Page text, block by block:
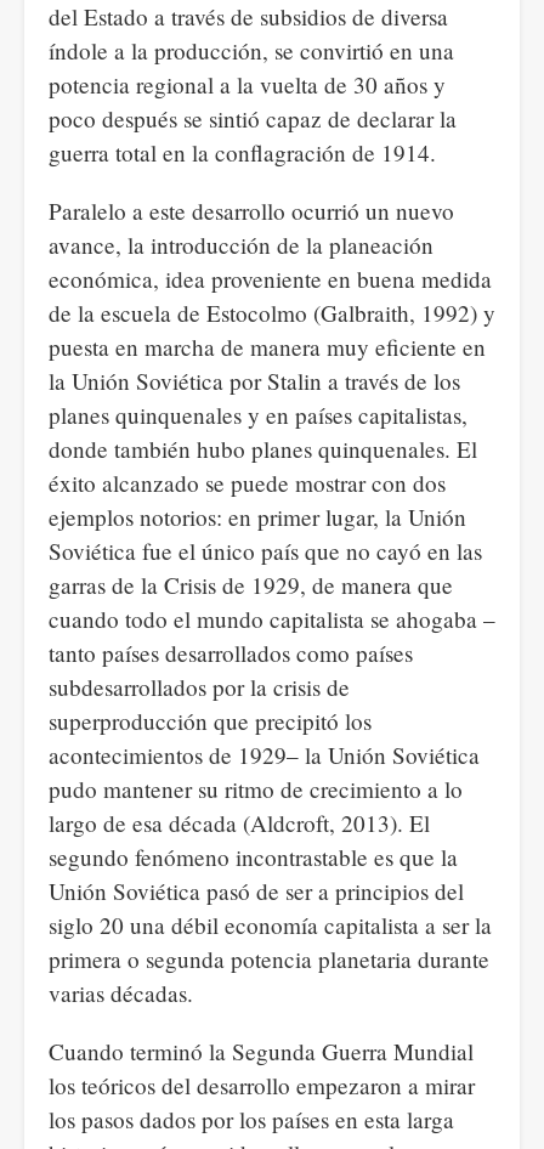
del Estado a través de subsidios de diversa
índole a la producción, se convirtió en una
potencia regional a la vuelta de 30 años y
poco después se sintió capaz de declarar la
guerra total en la conflagración de 1914.
Paralelo a este desarrollo ocurrió un nuevo
avance, la introducción de la planeación
económica, idea proveniente en buena medida
de la escuela de Estocolmo (Galbraith, 1992) y
puesta en marcha de manera muy eficiente en
la Unión Soviética por Stalin a través de los
planes quinquenales y en países capitalistas,
donde también hubo planes quinquenales. El
éxito alcanzado se puede mostrar con dos
ejemplos notorios: en primer lugar, la Unión
Soviética fue el único país que no cayó en las
garras de la Crisis de 1929, de manera que
cuando todo el mundo capitalista se ahogaba –
tanto países desarrollados como países
subdesarrollados por la crisis de
superproducción que precipitó los
acontecimientos de 1929– la Unión Soviética
pudo mantener su ritmo de crecimiento a lo
largo de esa década (Aldcroft, 2013). El
segundo fenómeno incontrastable es que la
Unión Soviética pasó de ser a principios del
siglo 20 una débil economía capitalista a ser la
primera o segunda potencia planetaria durante
varias décadas.
Cuando terminó la Segunda Guerra Mundial
los teóricos del desarrollo empezaron a mirar
los pasos dados por los países en esta larga